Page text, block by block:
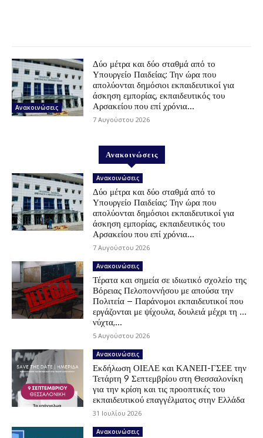
Ανακοινώσεις
Δύο μέτρα και δύο σταθμά από το
Υπουργείο Παιδείας: Την ώρα που
απολύονται δημόσιοι εκπαιδευτικοί για
άσκηση εμπορίας, εκπαιδευτικός του
Αρσακείου που επί χρόνια...
7 Αυγούστου 2026
Ανακοινώσεις
Ανακοινώσεις
Δύο μέτρα και δύο σταθμά από το
Υπουργείο Παιδείας: Την ώρα που
απολύονται δημόσιοι εκπαιδευτικοί για
άσκηση εμπορίας, εκπαιδευτικός του
Αρσακείου που επί χρόνια...
7 Αυγούστου 2026
Ανακοινώσεις
Τέρατα και σημεία σε ιδιωτικό σχολείο της
Βόρειας Πελοποννήσου με απούσα την
Πολιτεία – Παράνομοι εκπαιδευτικοί που
εργάζονται με ψίχουλα, δουλειά μέχρι τη …
νύχτα,...
5 Αυγούστου 2026
Ανακοινώσεις
Εκδήλωση ΟΙΕΛΕ και ΚΑΝΕΠ-ΓΣΕΕ την
Τετάρτη 9 Σεπτεμβρίου στη Θεσσαλονίκη
για την κρίση και τις προοπτικές του
εκπαιδευτικού επαγγέλματος στην Ελλάδα
31 Ιουλίου 2026
Ανακοινώσεις